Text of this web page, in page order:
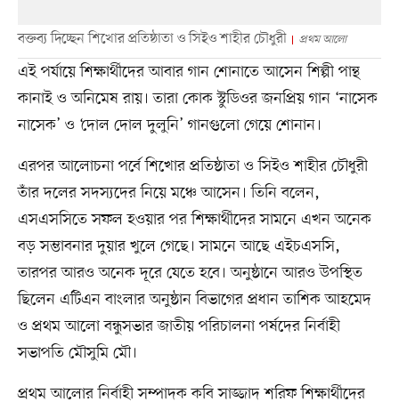
বক্তব্য দিচ্ছেন শিখোর প্রতিষ্ঠাতা ও সিইও শাহীর চৌধুরী প্রথম আলো
এই পর্যায়ে শিক্ষার্থীদের আবার গান শোনাতে আসেন শিল্পী পান্থ
কানাই ও অনিমেষ রায়। তারা কোক স্টুডিওর জনপ্রিয় গান ‘নাসেক
নাসেক’ ও ‘দোল দোল দুলুনি’ গানগুলো গেয়ে শোনান।
এরপর আলোচনা পর্বে শিখোর প্রতিষ্ঠাতা ও সিইও শাহীর চৌধুরী
তাঁর দলের সদস্যদের নিয়ে মঞ্চে আসেন। তিনি বলেন,
এসএসসিতে সফল হওয়ার পর শিক্ষার্থীদের সামনে এখন অনেক
বড় সম্ভাবনার দুয়ার খুলে গেছে। সামনে আছে এইচএসসি,
তারপর আরও অনেক দূরে যেতে হবে। অনুষ্ঠানে আরও উপস্থিত
ছিলেন এটিএন বাংলার অনুষ্ঠান বিভাগের প্রধান তাশিক আহমেদ
ও প্রথম আলো বন্ধুসভার জাতীয় পরিচালনা পর্ষদের নির্বাহী
সভাপতি মৌসুমি মৌ।
প্রথম আলোর নির্বাহী সম্পাদক কবি সাজ্জাদ শরিফ শিক্ষার্থীদের